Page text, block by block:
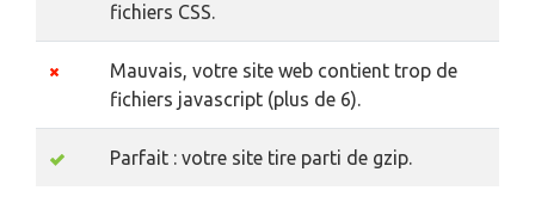
fichiers CSS.
Mauvais, votre site web contient trop de
fichiers javascript (plus de 6).
Parfait : votre site tire parti de gzip.